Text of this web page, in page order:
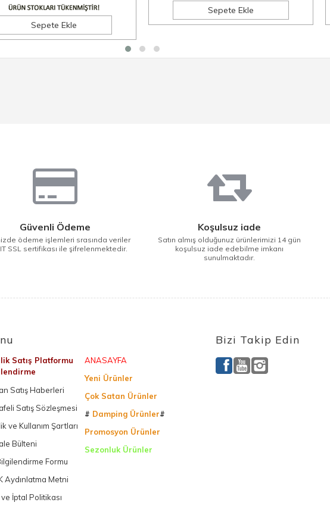
Sepete Ekle
Sepete Ekle
Güvenli Ödeme
ödeme işlemleri srasında veriler
SSL sertifikası ile şifrelenmektedir.
Koşulsuz iade
Satın almış olduğunuz ürünlerimizi 14 gün
koşulsuz iade edebilme imkanı
sunulmaktadır.
Satış Platformu
Satış Haberleri
Satış Sözleşmesi
ve Kullanım Şartları
Bülteni
Formu
Aydınlatma Metni
İptal Politikası
ANASAYFA
Yeni Ürünler
Çok Satan Ürünler
# Damping Ürünler#
Promosyon Ürünler
Sezonluk Ürünler
Bizi Takip Edin